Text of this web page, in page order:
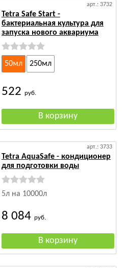
арт.: 3732
Tetra Safe Start -
бактериальная культура для
запуска нового аквариума
50мл 250мл
522 руб.
арт.: 3733
Tetra AquaSafe - кондиционер
для подготовки воды
5л на 10000л
8 084 руб.